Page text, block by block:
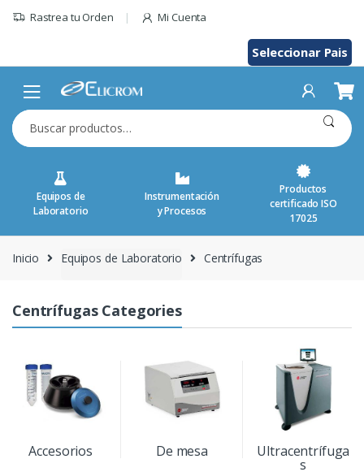
Rastrea tu Orden Mi Cuenta
Seleccionar Pais
Buscar
por:
Equipos de
Laboratorio
Instrumentación
y Procesos
Productos
certificado ISO
17025
Inicio Equipos de Laboratorio Centrífugas
Centrífugas Categories
Accesorios De mesa Ultracentrífuga
s